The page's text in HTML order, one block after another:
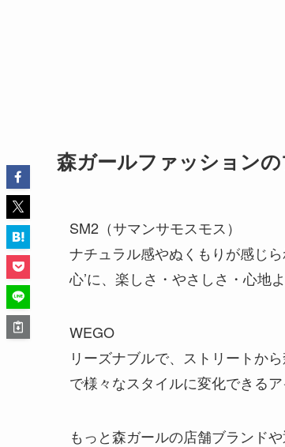
森ガールファッション
SM2（サマンサモスモス）
ナチュラル感やぬくもりが感じ
心’に、楽しさ・やさしさ・心地
WEGO
リーズナブルで、ストリートか
で様々なスタイルに変化できるア
もっと森ガールの店舗ブランド